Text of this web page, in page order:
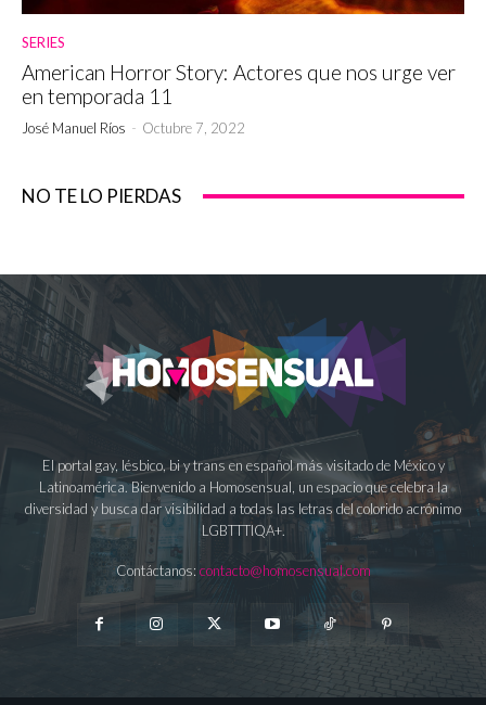
SERIES
American Horror Story: Actores que nos urge ver
en temporada 11
José Manuel Ríos - Octubre 7, 2022
NO TE LO PIERDAS
El portal gay, lésbico, bi y trans en español más visitado de México y
Latinoamérica. Bienvenido a Homosensual, un espacio que celebra la
diversidad y busca dar visibilidad a todas las letras del colorido acrónimo
LGBTTTIQA+.
Contáctanos: contacto@homosensual.com